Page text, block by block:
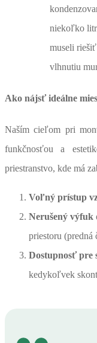
niekoľko
museli
vlhnutiu
Ako nájsť ideálne
Naším cieľom pri
funkčnosťou a
priestranstvo, kde má
Voľný prístup
Nerušený výfuk
priestoru (predná
Dostupnosť pre
kedykoľvek